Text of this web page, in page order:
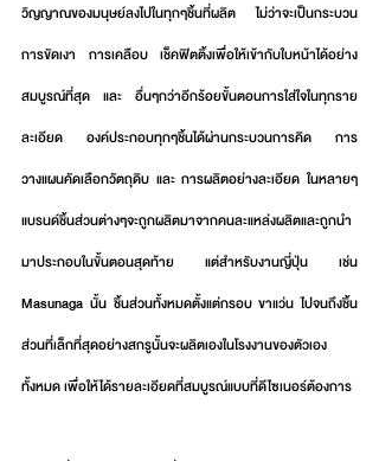
วิญญาณของมนุษย์ลงไปในทุกๆชิ้นที่ผลิต ไม่ว่าจะเป็นกระบวน
การขัดเงา การเคลือบ เช็คฟิตติ้งเพื่อให้เข้ากับใบหน้าได้อย่าง
สมบูรณ์ที่สุด และ อื่นๆกว่าอีกร้อยขั้นตอนการใส่ใจในทุกราย
ละเอียด องค์ประกอบทุกๆชิ้นได้ผ่านกระบวนการคิด การ
วางแผนคัดเลือกวัตถุดิบ และ การผลิตอย่างละเอียด ในหลายๆ
แบรนด์ชิ้นส่วนต่างๆจะถูกผลิตมาจากคนละแหล่งผลิตและถูกนำ
มาประกอบในขั้นตอนสุดท้าย แต่สำหรับงานญี่ปุ่น เช่น
Masunaga นั้น ชิ้นส่วนทั้งหมดตั้งแต่กรอบ ขาแว่น ไปจนถึงชิ้น
ส่วนที่เล็กที่สุดอย่างสกรูนั้นจะผลิตเองในโรงงานของตัวเอง
ทั้งหมด เพื่อให้ได้รายละเอียดที่สมบูรณ์แบบที่ดีไซเนอร์ต้องการ